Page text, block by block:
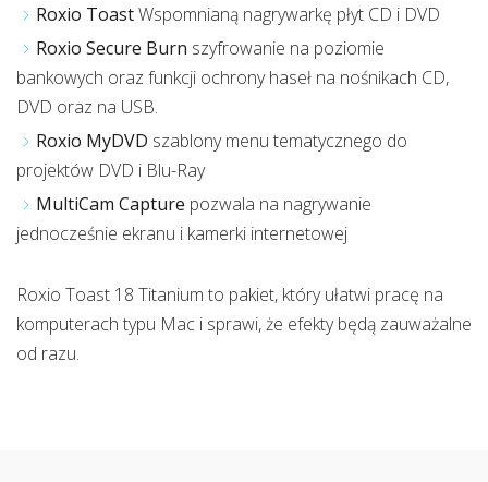
Roxio ToastWspomnianą nagrywarkę płyt CD i DVD
Roxio Secure Burn szyfrowanie na poziomie
bankowych oraz funkcji ochrony haseł na nośnikach CD,
DVD oraz na USB.
Roxio MyDVD szablony menu tematycznego do
projektów DVD i Blu-Ray
MultiCam Capture pozwala na nagrywanie
jednocześnie ekranu i kamerki internetowej
Roxio Toast 18 Titanium to pakiet, który ułatwi pracę na
komputerach typu Mac i sprawi, że efekty będą zauważalne
od razu.